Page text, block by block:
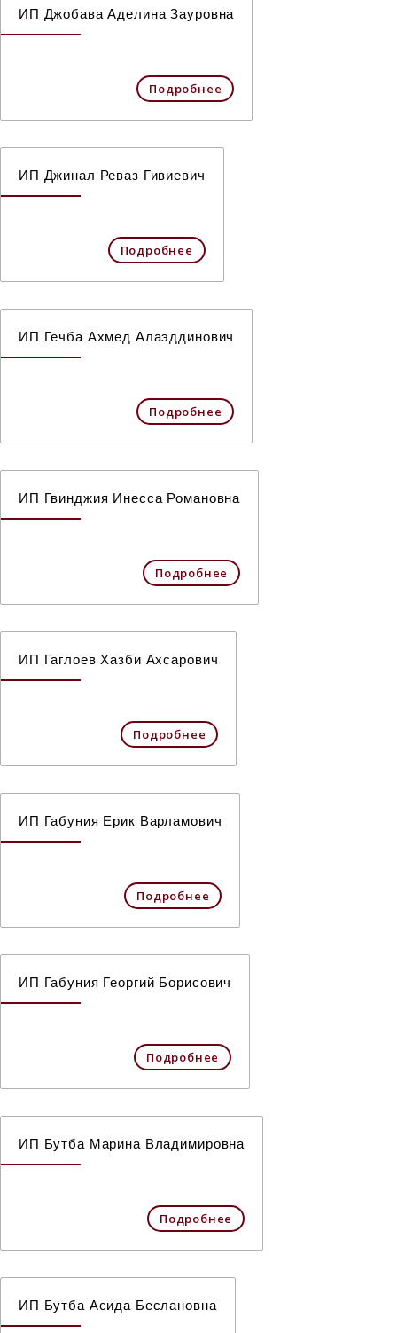
ИП Джобава Аделина Зауровна
Подробнее
ИП Джинал Реваз Гивиевич
Подробнее
ИП Гечба Ахмед Алаэддинович
Подробнее
ИП Гвинджия Инесса Романовна
Подробнее
ИП Гаглоев Хазби Ахсарович
Подробнее
ИП Габуния Ерик Варламович
Подробнее
ИП Габуния Георгий Борисович
Подробнее
ИП Бутба Марина Владимировна
Подробнее
ИП Бутба Асида Беслановна